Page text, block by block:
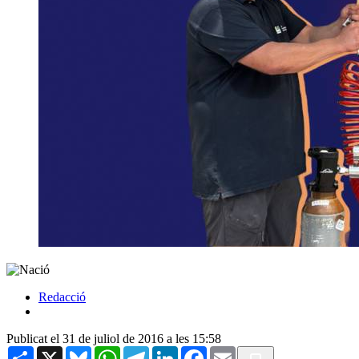
Redacció
Publicat el 31 de juliol de 2016 a les 15:58
Share X BlueskyWhatsAppTelegramLinkedInFacebook
Email